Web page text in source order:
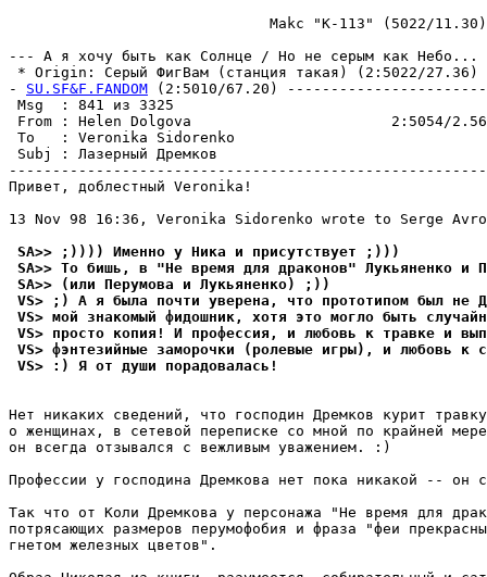
Makc "K-113" (5022/
--- А я хочу быть как Солнце / Hо не серым как Hебо...
* Origin: Серый ФигВам (станция такая) (2:5022/27.36)
- SU.SF&F.FANDOM (2:5010/67.20)
Msg  : 841
From : Helen Dolgova                       2:5054/2.56
To   : Veronika Sidorenko
Subj : Лазерный
Привет, доблестный Veronika!
13 Nov 98 16:36, Veronika Sidorenko wrote to Serge
SA>> ;)))) Именно у Ника и присутствует ;)))
SA>> То бишь, в "Не время для драконов" Лукьяненко и
SA>> (или Перумова и Лукьяненко) ;))
VS> ;) А я была почти yвеpена, что прототипом был не
VS> мой знакомый фидошник, хотя это могло быть
VS> просто копия! И пpофессия, и любовь к травке и
VS> фэнтезийные заморочки (ролевые игры), и любовь к
VS> :) Я от дyши поpадовалась!
Нет никаких сведений, что господин Дремков курит
о женщинах, в сетевой переписке со мной по крайней
он всегда отзывался с вежливым уважением. :)
Профессии у господина Дремкова нет пока никакой -- он
Так что от Коли Дремкова у персонажа "Не вpемя для
потpясающих размеров пеpумофобия и фраза "феи
гнетом железных цветов".